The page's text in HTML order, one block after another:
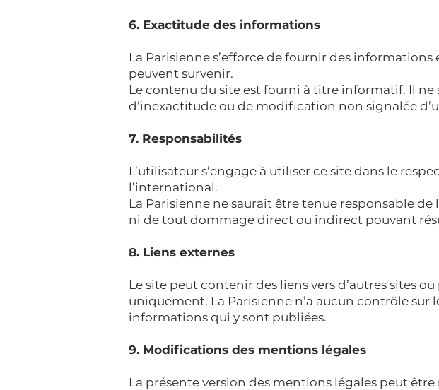
6. Exactitude des informations
La Parisienne s’efforce de fournir des informations
peuvent survenir.
Le contenu du site est fourni à titre informatif. Il
d’inexactitude ou de modification non signalée
7. Responsabilités
L’utilisateur s’engage à utiliser ce site dans le
l’international.
La Parisienne ne saurait être tenue responsable
ni de tout dommage direct ou indirect pouvant
8. Liens externes
Le site peut contenir des liens vers d’autres sites
uniquement. La Parisienne n’a aucun contrôle
informations qui y sont publiées.
9. Modifications des mentions légales
La présente version des mentions légales peut